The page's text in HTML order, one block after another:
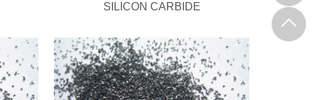
SILICON CARBIDE